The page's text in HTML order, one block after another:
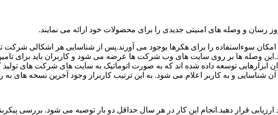
رسان و وصله های امنیتی جدیدی را برای محصولات خود ارائه می نمایند.
سوءاستفاده را برای هکرها بوجود می آورند.پس از شناسایی هر اشکالی شرکت
وصله ها بر روی سایت های وب شرکت ها عرضه می شود و کاربران باید برای
ابزارهایی توسعه داده شده اند که به صورت اتوماتیک به سایت های شرکت های
و به کاربر اعلام می شود. به این ترتیب کاربراز وجود آخرین نسخه های
قرار دهید.انجام این کار در هر سال حداقل دو بار توصیه می شود. بررسی